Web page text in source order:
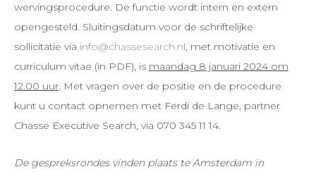
wervingsprocedure. De functie wordt intern en extern
opengesteld. Sluitingsdatum voor de schriftelijke
sollicitatie via info@chassesearch.nl, met motivatie en
curriculum vitae (in PDF), is maandag 8 januari 2024 om
12.00 uur. Met vragen over de positie en de procedure
kunt u contact opnemen met Ferdi de Lange, partner
Chasse Executive Search, via 070 345 11 14.
De gespreksrondes vinden plaats te Amsterdam in